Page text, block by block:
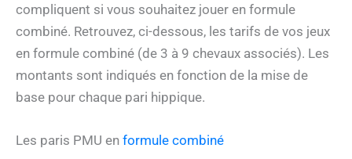
compliquent si vous souhaitez jouer en formule
combiné. Retrouvez, ci-dessous, les tarifs de vos jeux
en formule combiné (de 3 à 9 chevaux associés). Les
montants sont indiqués en fonction de la mise de
base pour chaque pari hippique.
Les paris PMU en formule combiné